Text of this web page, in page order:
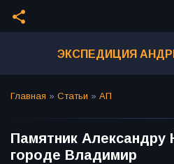
share
ЭКСПЕДИЦИЯ
Главная » Статьи » АП
Памятник Александру
городе Владимир